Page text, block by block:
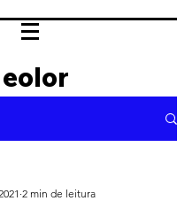
eolor
2 min de leitura